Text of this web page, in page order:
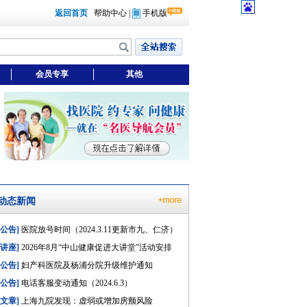
返回首页 帮助中心 手机版
会员专享 其他
态新闻
告] 医院放号时间（2024.3.11更新市九、仁济）
座] 2026年8月“中山健康促进大讲堂”活动安排
告] 妇产科医院及杨浦分院升级维护通知
告] 电话客服变动通知（2024.6.3）
章] 上海九院发现：虚弱或增加房颤风险